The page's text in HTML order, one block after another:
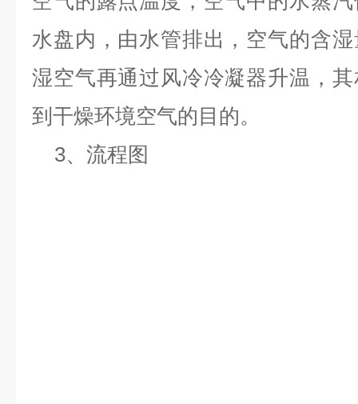
水盘内，由水管排出，空气的含
湿空气再通过风冷冷凝器升温，
到干燥环境空气的目的。
3、流程图